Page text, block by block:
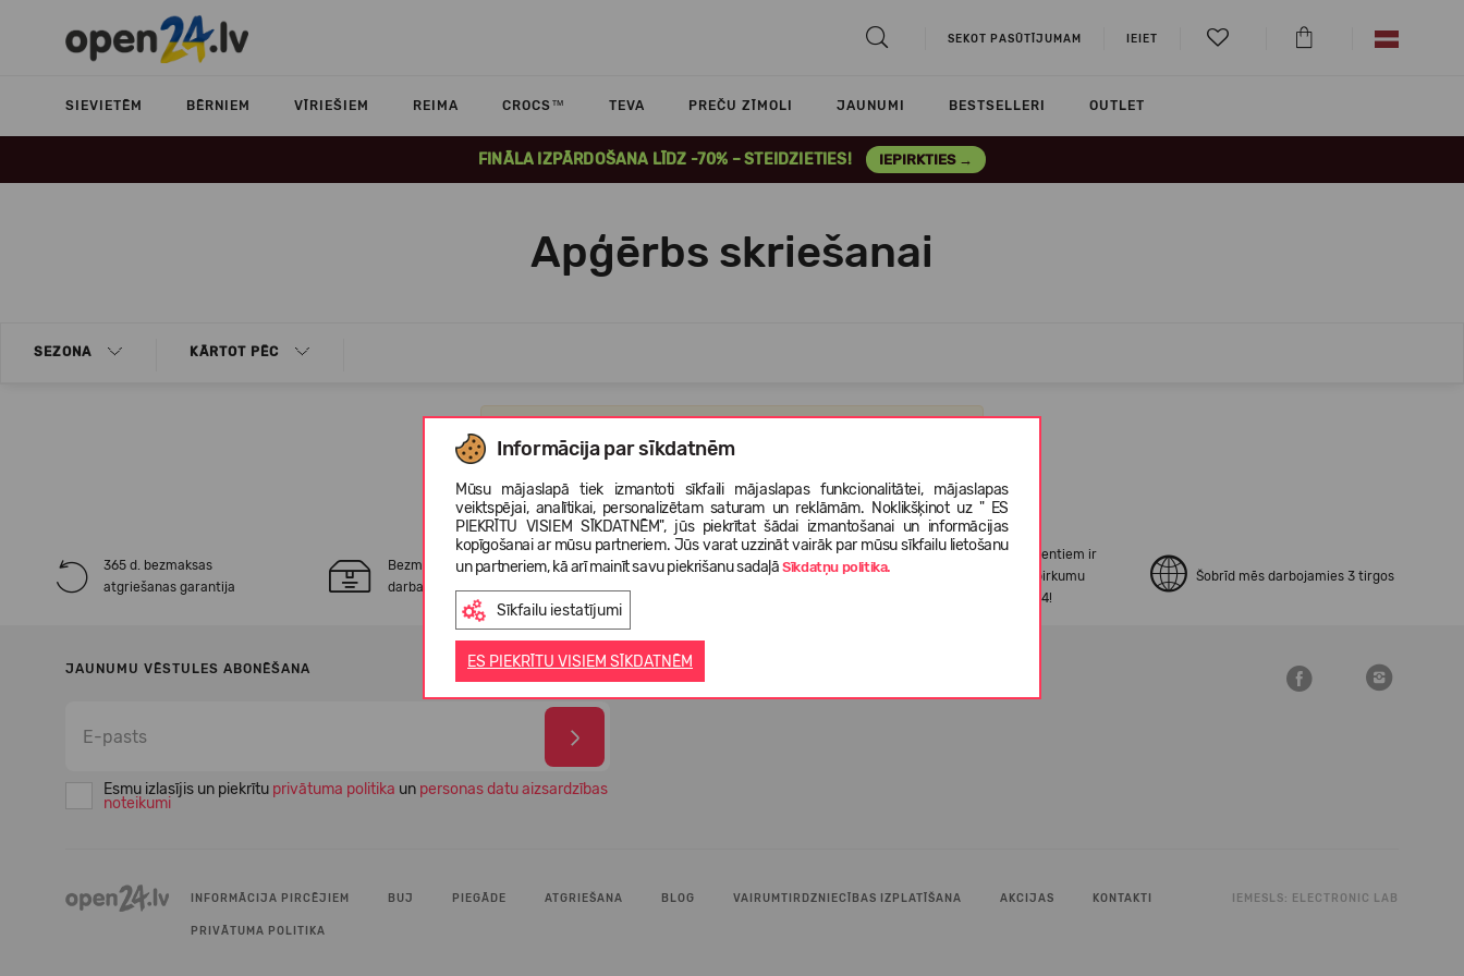
SEKOT PASŪTĪJUMAM IEIET
SIEVIETĒM BĒRNIEM VĪRIEŠIEM REIMA CROCS™ TEVA PREČU ZĪMOLI JAUNUMI BESTSELLERI OUTLET
FINĀLA IZPĀRDOŠANA LĪDZ -70% – STEIDZIETIES! IEPIRKTIES →
Informācija par sīkdatnēm
Mūsu mājaslapā tiek izmantoti sīkfaili mājaslapas funkcionalitātei, mājaslapas
veiktspējai, analītikai, personalizētam saturam un reklāmām. Noklikšķinot uz " ES
PIEKRĪTU VISIEM SĪKDATNĒM", jūs piekrītat šādai izmantošanai un informācijas
kopīgošanai ar mūsu partneriem. Jūs varat uzzināt vairāk par mūsu sīkfailu lietošanu
un partneriem, kā arī mainīt savu piekrišanu sadaļāSīkdatņu politika.
Sīkfailu iestatījumi
ES PIEKRĪTU VISIEM SĪKDATNĒM
Apģērbs skriešanai
SEZONA KĀRTOT PĒC
365 d. bezmaksas
atgriešanas garantija
Bezmaksas* piegāde 1-3
darba dienu laikā
Izvēlies savus apavus no vairāk
99% no mūsu klientiem ir
apmierināti ar pirkumu
veikšanu Open24!
Šobrīd mēs darbojamies 3 tirgos
JAUNUMU VĒSTULES ABONĒŠANA
Esmu izlasījis un piekrītu privātuma politika un personas datu aizsardzības
noteikumi
INFORMĀCIJA PIRCĒJIEM BUJ PIEGĀDE ATGRIEŠANA BLOG VAIRUMTIRDZNIECĪBAS IZPLATĪŠANA AKCIJAS KONTAKTI
PRIVĀTUMA POLITIKA
IEMESLS: ELECTRONIC LAB